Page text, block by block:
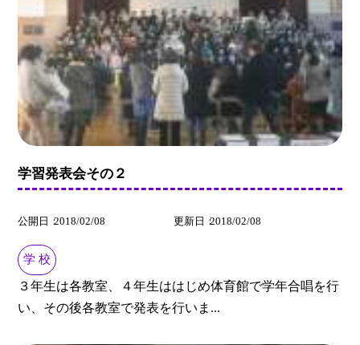
学習発表会その２
公開日 2018/02/08 更新日 2018/02/08
学 校
３年生は各教室、４年生ははじめ体育館で学年合唱を行
い、その後各教室で発表を行いま...